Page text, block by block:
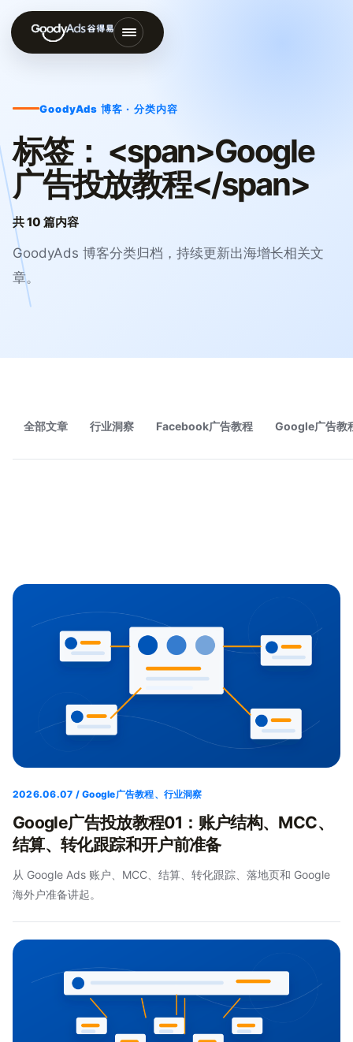
打
航
单
GoodyAds 博客 · 分类内容
标签： <span>Google
广告投放教程</span>
共 10 篇内容
GoodyAds 博客分类归档，持续更新出海增长相关文
章。
全部文章 行业洞察 Facebook广告教程 Google广告教
2026.06.07 / Google广告教程、行业洞察
Google广告投放教程01：账户结构、MCC、
结算、转化跟踪和开户前准备
从 Google Ads 账户、MCC、结算、转化跟踪、落地页和 Google
海外户准备讲起。